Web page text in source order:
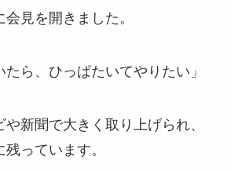
見を開きました。
たら、ひっぱたいてやりたい」
新聞で大きく取り上げられ、
っています。